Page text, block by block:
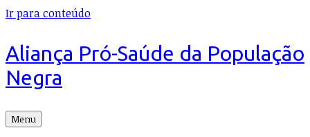
Ir para conteúdo
Aliança Pró-Saúde da População
Negra
Menu